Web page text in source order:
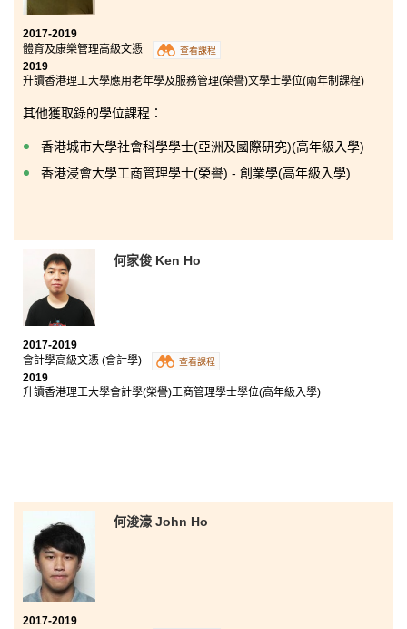
2017-2019
體育及康樂管理高級文憑
查看課程
2019
升讀香港理工大學應用老年學及服務管理(榮譽)文學士學位(兩年制課程)
其他獲取錄的學位課程：
香港城市大學社會科學學士(亞洲及國際研究)(高年級入學)
香港浸會大學工商管理學士(榮譽) - 創業學(高年級入學)
何家俊 Ken Ho
2017-2019
會計學高級文憑 (會計學)
查看課程
2019
升讀香港理工大學會計學(榮譽)工商管理學士學位(高年級入學)
何浚濠 John Ho
2017-2019